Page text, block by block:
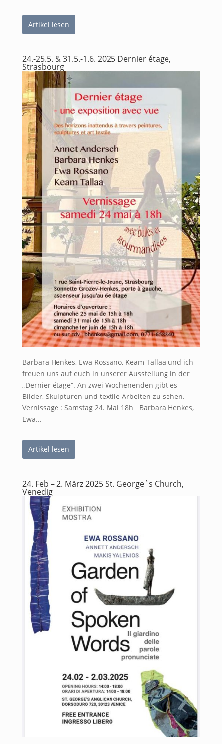
Artikel lesen
24.-25.5. & 31.5.-1.6. 2025 Dernier étage,
Strasbourg
Barbara Henkes, Ewa Rossano, Keam Tallaa und ich
freuen uns auf euch in unserer Ausstellung in der
„Dernier étage“. An zwei Wochenenden gibt es
Bilder, Skulpturen und textile Arbeiten zu sehen.
Vernissage : Samstag 24. Mai 18h Barbara Henkes,
Ewa...
Artikel lesen
24. Feb – 2. März 2025 St. George`s Church,
Venedig